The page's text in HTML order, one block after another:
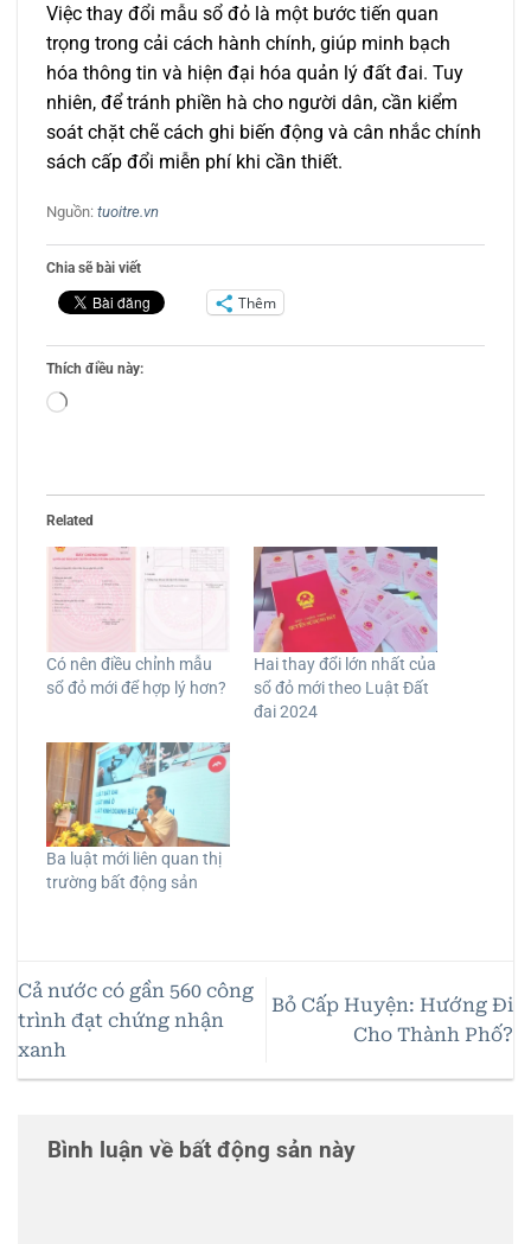
Việc thay đổi mẫu sổ đỏ là một bước tiến quan
trọng trong cải cách hành chính, giúp minh bạch
hóa thông tin và hiện đại hóa quản lý đất đai. Tuy
nhiên, để tránh phiền hà cho người dân, cần kiểm
soát chặt chẽ cách ghi biến động và cân nhắc chính
sách cấp đổi miễn phí khi cần thiết.
Nguồn: tuoitre.vn
Chia sẽ bài viết
Thêm
Thích điều này:
Đang
Related
Có nên điều chỉnh mẫu
sổ đỏ mới để hợp lý hơn?
Hai thay đổi lớn nhất của
sổ đỏ mới theo Luật Đất
đai 2024
Ba luật mới liên quan thị
trường bất động sản
Cả nước có gần 560 công
trình đạt chứng nhận
xanh
Bỏ Cấp Huyện: Hướng Đi
Cho Thành Phố?
Bình luận về bất động sản này